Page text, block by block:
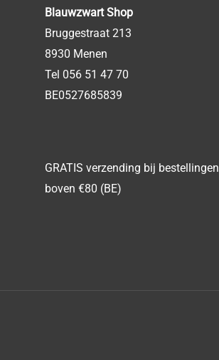
Blauwzwart Shop
Bruggestraat 213
8930 Menen
Tel 056 51 47 70
BE0527685839
GRATIS verzending bij bestellingen
boven €80 (BE)